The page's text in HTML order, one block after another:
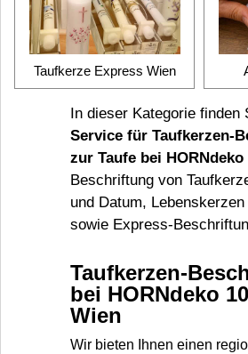
Taufkerze Express Wien
In dieser Kategorie finden
Service für Taufkerzen-
zur Taufe bei HORNdeko
Beschriftung von
und Datum,
sowie Express-
Taufkerzen-
bei HORNdeko
Wien
Wir bieten Ihnen einen